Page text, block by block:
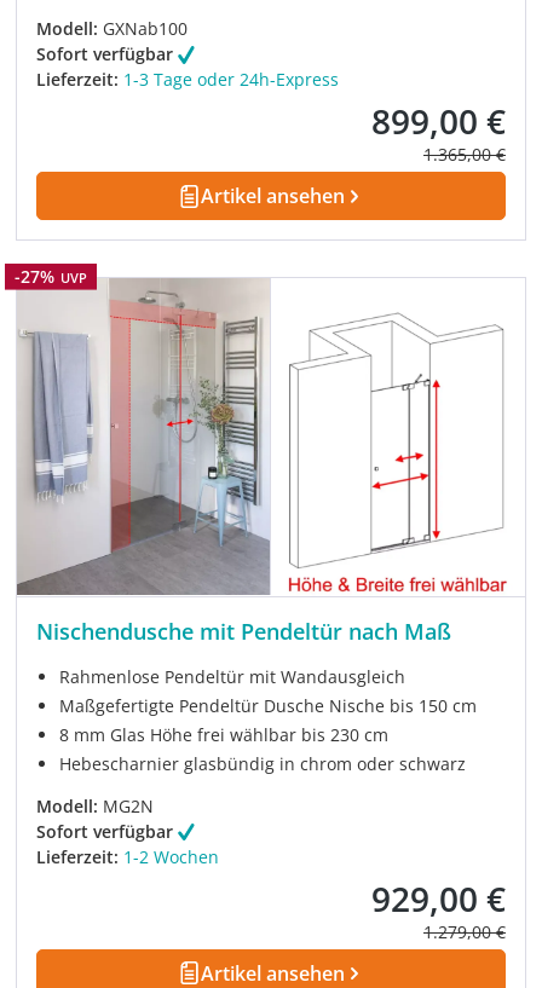
Modell: GXNab100
Sofort verfügbar
Lieferzeit: 1-3 Tage oder 24h-Express
Verkaufspreis:
899,00 €
Regulärer
1.365,00 €
Artikel ansehen
Rabatt
-27% UVP
Nischendusche mit Pendeltür nach Maß
Rahmenlose Pendeltür mit Wandausgleich
Maßgefertigte Pendeltür Dusche Nische bis 150 cm
8 mm Glas Höhe frei wählbar bis 230 cm
Hebescharnier glasbündig in chrom oder schwarz
Modell: MG2N
Sofort verfügbar
Lieferzeit: 1-2 Wochen
Verkaufspreis:
929,00 €
Regulärer
1.279,00 €
Artikel ansehen